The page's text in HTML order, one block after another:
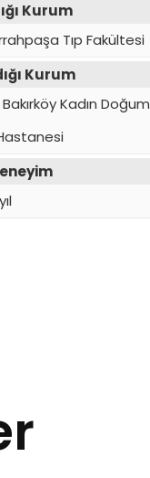
Kurum
Tıp Fakültesi
Kurum
Kadın